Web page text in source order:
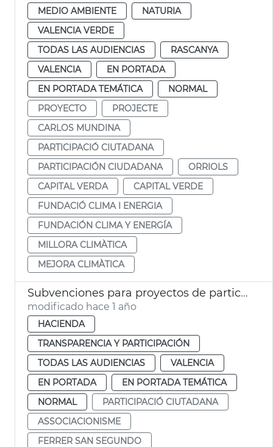
MEDIO AMBIENTE
NATURIA
VALENCIA VERDE
TODAS LAS AUDIENCIAS
RASCANYA
VALENCIA
EN PORTADA
EN PORTADA TEMÁTICA
NORMAL
PROYECTO
PROJECTE
CARLOS MUNDINA
PARTICIPACIÓ CIUTADANA
PARTICIPACIÓN CIUDADANA
ORRIOLS
CAPITAL VERDA
CAPITAL VERDE
FUNDACIÓ CLIMA I ENERGIA
FUNDACIÓN CLIMA Y ENERGÍA
MILLORA CLIMÀTICA
MEJORA CLIMÀTICA
Subvenciones para proyectos de participación ciudadana
modificado hace 1 año
HACIENDA
TRANSPARENCIA Y PARTICIPACIÓN
TODAS LAS AUDIENCIAS
VALENCIA
EN PORTADA
EN PORTADA TEMÁTICA
NORMAL
PARTICIPACIÓ CIUTADANA
ASSOCIACIONISME
FERRER SAN SEGUNDO